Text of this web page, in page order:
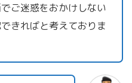
ご迷惑をおかけしない
きればと考えておりま